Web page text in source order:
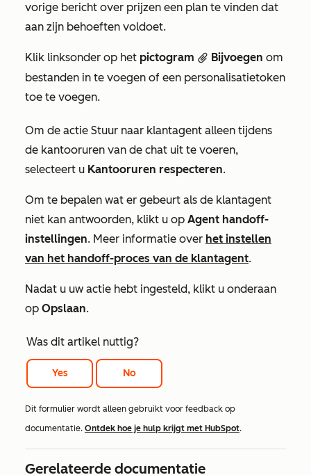
vorige bericht over prijzen een plan te vinden dat
aan zijn behoeften voldoet.
Klik linksonder op het pictogram attach Bijvoegen om
bestanden in te voegen of een personalisatietoken
toe te voegen.
Om de actie Stuur naar klantagent alleen tijdens
de kantooruren van de chat uit te voeren,
selecteert u Kantooruren respecteren.
Om te bepalen wat er gebeurt als de klantagent
niet kan antwoorden, klikt u op Agent handoff-
instellingen. Meer informatie over het instellen
van het handoff-proces van de klantagent.
Nadat u uw actie hebt ingesteld, klikt u onderaan
op Opslaan.
Was dit artikel nuttig?
Yes No
Dit formulier wordt alleen gebruikt voor feedback op
documentatie. Ontdek hoe je hulp krijgt met HubSpot.
Gerelateerde documentatie